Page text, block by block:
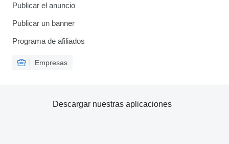
Publicar el anuncio
Publicar un banner
Programa de afiliados
Empresas
Descargar nuestras aplicaciones